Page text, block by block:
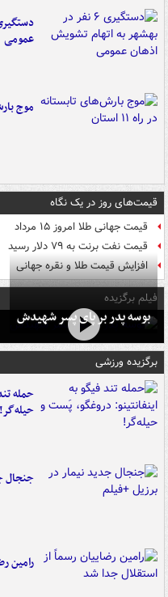
عمومی
موج
قیمت‌های روز در یک نگاه
قیمت جهانی طلا امروز ۱۵ مرداد
قیمت نفت برنت به ۷۹ دلار رسید
افزایش قیمت طلا و نقره جهانی
فیلم برگزیده
بوسه‌ پدر بر پای پسر شهیدش
برگزیده ورزشی
حمله
حیله‌گر!
جنجال
رامین